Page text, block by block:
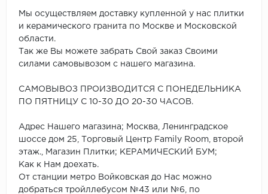
Мы осуществляем доставку купленной у нас плитки
и керамического гранита по Москве и Московской
области.
Так же Вы можете забрать Свой заказ Своими
силами самовывозом с нашего магазина.
САМОВЫВОЗ ПРОИЗВОДИТСЯ С ПОНЕДЕЛЬНИКА
ПО ПЯТНИЦУ С 10-30 ДО 20-30 ЧАСОВ.
Адрес Нашего магазина; Москва, Ленинградское
шоссе дом 25, Торговый Центр Family Room, второй
этаж., Магазин Плитки; КЕРАМИЧЕСКИЙ БУМ;
Как к Нам доехать.
От станции метро Войковская до Нас можно
добраться тройллебусом №43 или №6, по